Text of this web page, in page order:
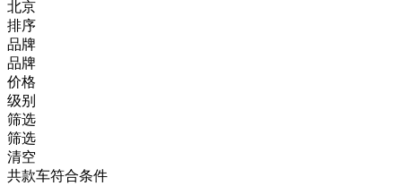
北京
排序
品牌
品牌
价格
级别
筛选
筛选
清空
共款车符合条件